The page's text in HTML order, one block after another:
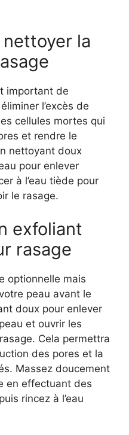
la
important de
l’excès de
cellules mortes qui
et rendre le
nettoyant doux
pour enlever
à l’eau tiède pour
le rasage.
exfoliant
rasage
optionnelle mais
peau avant le
doux pour enlever
et ouvrir les
Cela permettra
des pores et la
Massez doucement
en effectuant des
rincez à l’eau